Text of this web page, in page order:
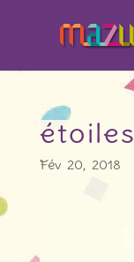
Fév 20, 2018